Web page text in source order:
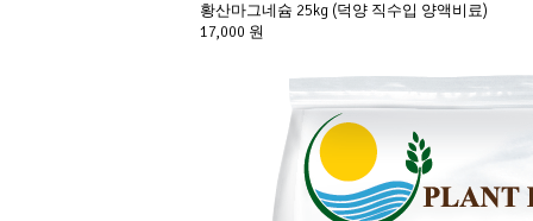
황산마그네슘 25kg (덕양 직수입 양액비료)
17,000 원